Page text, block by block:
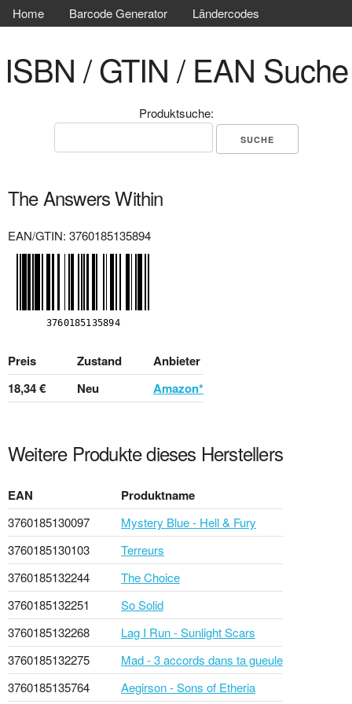
Home Barcode Generator Ländercodes
ISBN / GTIN / EAN Suche
Produktsuche:
The Answers Within
EAN/GTIN: 3760185135894
Preis Zustand
Anbieter
18,34 €
Neu Amazon*
Weitere Produkte dieses Herstellers
EAN Produktname
3760185130097
Mystery Blue - Hell & Fury
3760185130103
Terreurs
3760185132244
The Choice
3760185132251
So Solid
3760185132268
Lag I Run - Sunlight Scars
3760185132275
Mad - 3 accords dans ta gueule
3760185135764
Aegirson - Sons of Etheria